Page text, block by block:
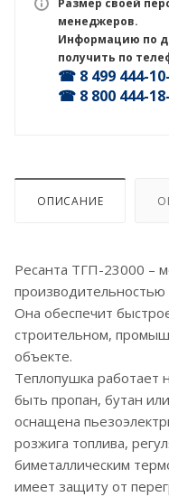
Размер своей
менеджеров.
Информацию по
получить по
☎ 8 499 444-
☎ 8 800 444-
ОПИСАНИЕ
Ресанта ТГП-23000 –
Она обеспечит
строительном,
объекте.
Теплопушка работает
быть пропан, бутан
оснащена
розжига топлива,
биметаллическим
имеет защиту от